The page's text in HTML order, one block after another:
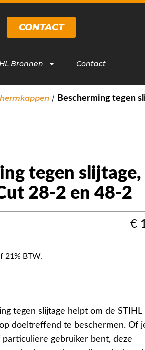
CONTACT
Bronnen Contact
/ Bescherming tegen
tegen slijtage,
28-2 en 48-2
€
21% BTW.
tegen slijtage helpt om de STIHL
doeltreffend te beschermen. Of
gebruiker bent, deze